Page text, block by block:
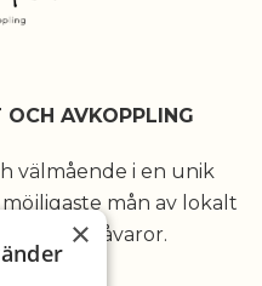
OCH AVKOPPLING
välmående i en unik
mån av lokalt
råvaror.
×